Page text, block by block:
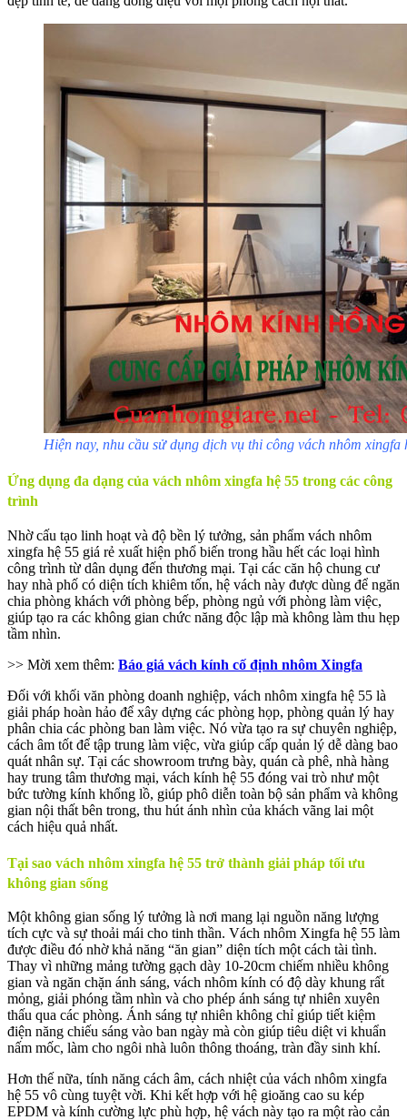
Hiện nay, nhu cầu sử dụng dịch vụ thi công vách nhôm
Ứng dụng đa dạng của vách nhôm xingfa hệ 55 trong các công
trình
Nhờ cấu tạo linh hoạt và độ bền lý tưởng, sản phẩm vách nhôm
xingfa hệ 55 giá rẻ xuất hiện phổ biến trong hầu hết các loại hình
công trình từ dân dụng đến thương mại. Tại các căn hộ chung cư
hay nhà phố có diện tích khiêm tốn, hệ vách này được dùng để ngăn
chia phòng khách với phòng bếp, phòng ngủ với phòng làm việc,
giúp tạo ra các không gian chức năng độc lập mà không làm thu hẹp
tầm nhìn.
>> Mời xem thêm: Báo giá vách kính cố định nhôm Xingfa
Đối với khối văn phòng doanh nghiệp, vách nhôm xingfa hệ 55 là
giải pháp hoàn hảo để xây dựng các phòng họp, phòng quản lý hay
phân chia các phòng ban làm việc. Nó vừa tạo ra sự chuyên nghiệp,
cách âm tốt để tập trung làm việc, vừa giúp cấp quản lý dễ dàng bao
quát nhân sự. Tại các showroom trưng bày, quán cà phê, nhà hàng
hay trung tâm thương mại, vách kính hệ 55 đóng vai trò như một
bức tường kính khổng lồ, giúp phô diễn toàn bộ sản phẩm và không
gian nội thất bên trong, thu hút ánh nhìn của khách vãng lai một
cách hiệu quả nhất.
Tại sao vách nhôm xingfa hệ 55 trở thành giải pháp tối ưu
không gian sống
Một không gian sống lý tưởng là nơi mang lại nguồn năng lượng
tích cực và sự thoải mái cho tinh thần. Vách nhôm Xingfa hệ 55 làm
được điều đó nhờ khả năng “ăn gian” diện tích một cách tài tình.
Thay vì những mảng tường gạch dày 10-20cm chiếm nhiều không
gian và ngăn chặn ánh sáng, vách nhôm kính có độ dày khung rất
mỏng, giải phóng tầm nhìn và cho phép ánh sáng tự nhiên xuyên
thấu qua các phòng. Ánh sáng tự nhiên không chỉ giúp tiết kiệm
điện năng chiếu sáng vào ban ngày mà còn giúp tiêu diệt vi khuẩn
nấm mốc, làm cho ngôi nhà luôn thông thoáng, tràn đầy sinh khí.
Hơn thế nữa, tính năng cách âm, cách nhiệt của vách nhôm xingfa
hệ 55 vô cùng tuyệt vời. Khi kết hợp với hệ gioăng cao su kép
EPDM và kính cường lực phù hợp, hệ vách này tạo ra một rào cản